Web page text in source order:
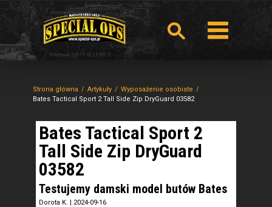
Strona główna Artykuły
Wyposażenie osobiste
Bates Tactical Sport 2 Tall Side Zip DryGuard 03582
Bates Tactical Sport 2
Tall Side Zip DryGuard
03582
Testujemy damski model butów Bates
Dorota K. | 2024-09-16